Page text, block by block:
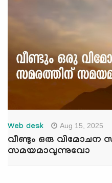
Web desk Aug 15, 2025
വീണ്ടും ഒരു വിമോചന
സമയമാവുന്നുവോ